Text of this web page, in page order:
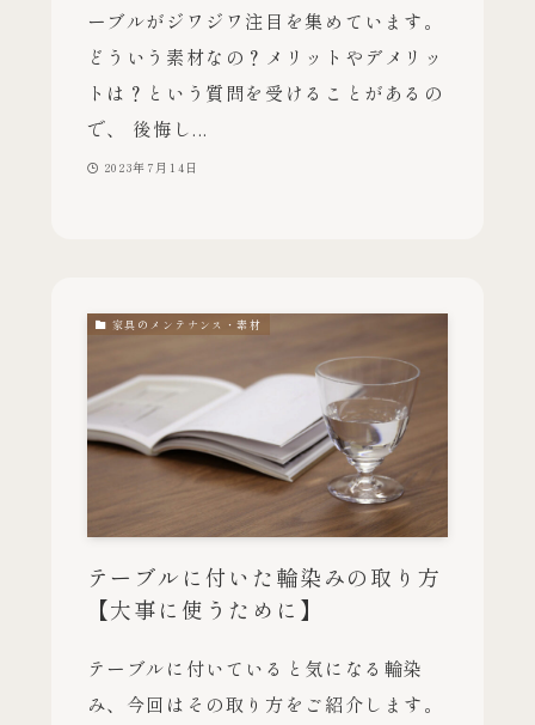
ーブルがジワジワ注目を集めています。
どういう素材なの？メリットやデメリッ
トは？という質問を受けることがあるの
で、 後悔し...
2023年7月14日
家具のメンテナンス・素材
テーブルに付いた輪染みの取り方
【大事に使うために】
テーブルに付いていると気になる輪染
み、今回はその取り方をご紹介します。